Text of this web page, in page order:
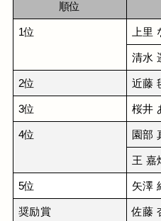
順位
1位 上里
清水
2位 近藤
3位 桜井
4位 園部
王 嘉
5位 矢澤
奨励賞 佐藤